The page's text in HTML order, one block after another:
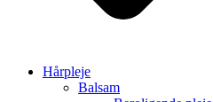
Hårpleje
Balsam